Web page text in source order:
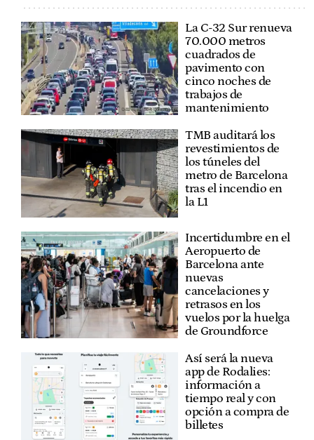
La C-32 Sur renueva
70.000 metros
cuadrados de
pavimento con
cinco noches de
trabajos de
mantenimiento
TMB auditará los
revestimientos de
los túneles del
metro de Barcelona
tras el incendio en
la L1
Incertidumbre en el
Aeropuerto de
Barcelona ante
nuevas
cancelaciones y
retrasos en los
vuelos por la huelga
de Groundforce
Así será la nueva
app de Rodalies:
información a
tiempo real y con
opción a compra de
billetes